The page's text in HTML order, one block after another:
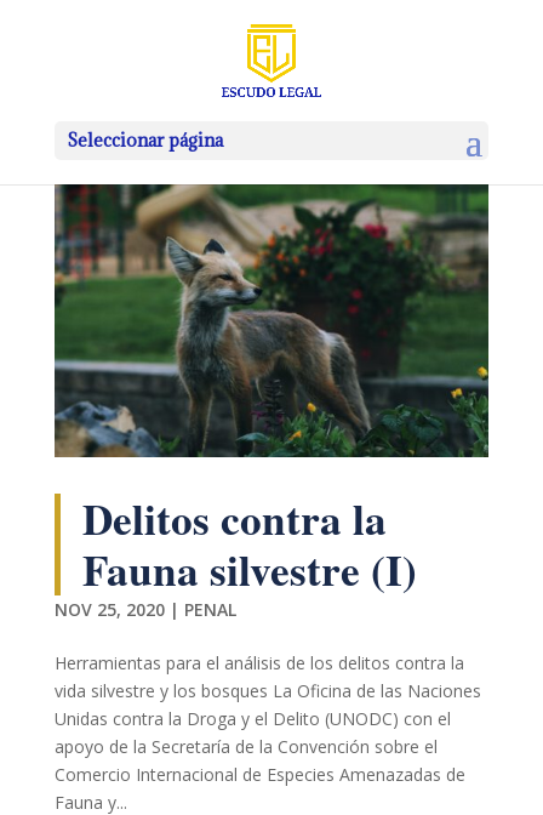
Seleccionar página
Delitos contra la
Fauna silvestre (I)
NOV 25, 2020| PENAL
Herramientas para el análisis de los delitos contra la
vida silvestre y los bosques La Oficina de las Naciones
Unidas contra la Droga y el Delito (UNODC) con el
apoyo de la Secretaría de la Convención sobre el
Comercio Internacional de Especies Amenazadas de
Fauna y...
Necesarias
Estas
cookies no